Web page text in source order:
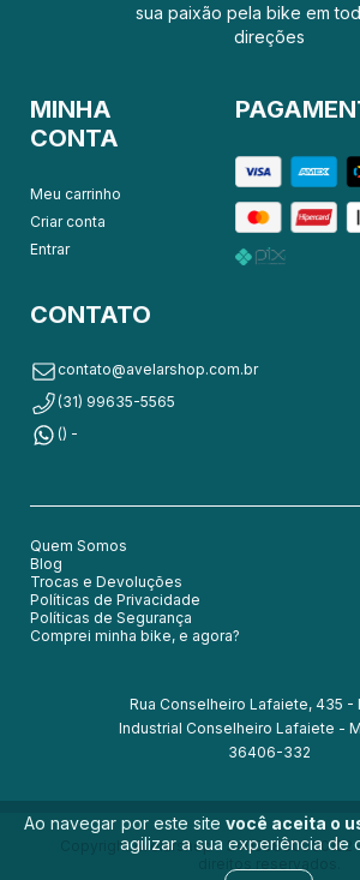
Ao navegar por este site você aceita o
agilizar a sua experiência de
sua paixão pela bike em
direções
MINHA
CONTA
Meu carrinho
Criar conta
Entrar
CONTATO
contato@avelarshop.com.br
(31) 99635-5565
() -
Quem Somos
Blog
Trocas e Devoluções
Políticas de Privacidade
Políticas de Segurança
Comprei minha bike, e agora?
Rua Conselheiro Lafaiete, 435 -
Industrial Conselheiro Lafaiete -
36406-332
Copyright Avelarshop - 54050830000152